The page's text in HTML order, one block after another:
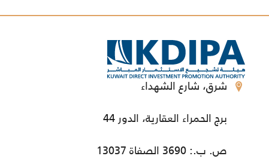
شرق، شارع الشهداء
برج الحمراء العقارية، الدور 44
ص. ب.: 3690 الصفاة 13037